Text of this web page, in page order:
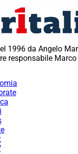
1996 da Angelo
responsabile